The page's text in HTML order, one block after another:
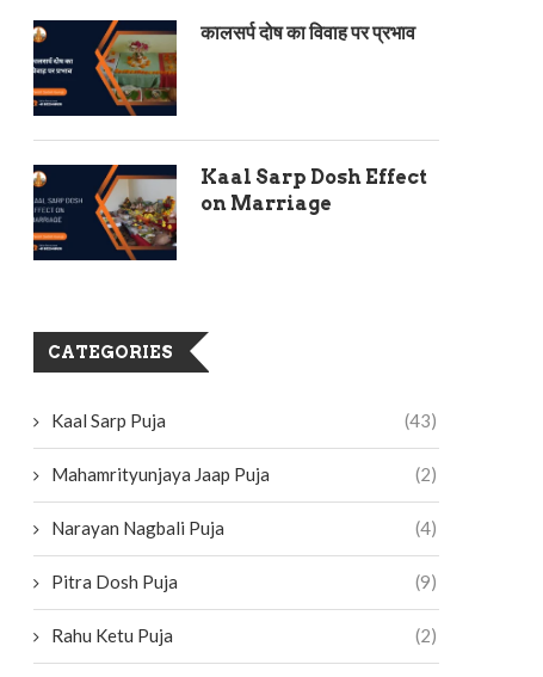
कालसर्प दोष का विवाह पर प्रभाव
Kaal Sarp Dosh Effect
on Marriage
CATEGORIES
Kaal Sarp Puja (43)
Mahamrityunjaya Jaap Puja (2)
Narayan Nagbali Puja (4)
Pitra Dosh Puja (9)
Rahu Ketu Puja (2)